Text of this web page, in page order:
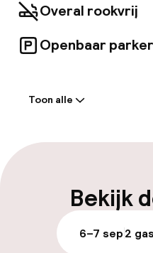
Overal rookvrij
Openbaar
Openbaar
Fietsverhuur
Toon alle
Bekijk
6–7 sep2